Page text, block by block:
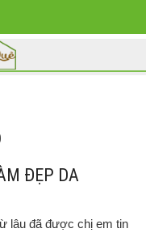
ĐẸP DA
lâu đã được chị em tin